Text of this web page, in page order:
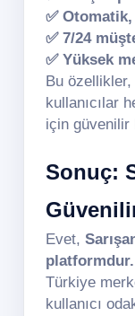
✅
✅ 7/24
✅ Yüksek
Bu özellikler,
kullanıcılar
için güvenilir
Sonuç:
Evet,
platformdur.
Türkiye
kullanıcı